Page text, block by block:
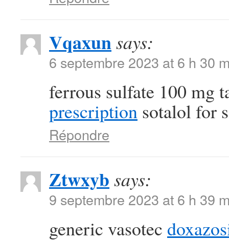
Vqaxunsays:
6 septembre 2023 at 6 h 30
ferrous sulfate 100 mg
prescription sotalol for
Répondre
Ztwxyb says:
9 septembre 2023 at 6 h 39
generic vasotec